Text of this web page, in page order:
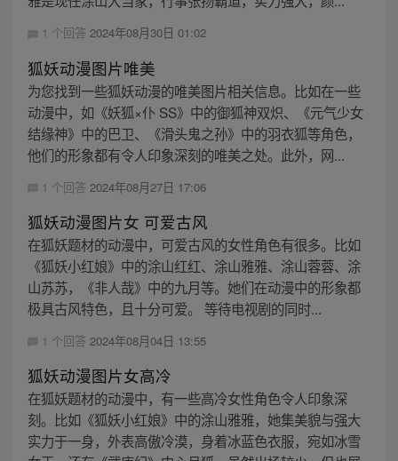
1 个回答 2024年08月30日 01:02
狐妖动漫图片唯美
为您找到一些狐妖动漫的唯美图片相关信息。比如在一些
动漫中，如《妖狐×仆 SS》中的御狐神双炽、《元气少女
结缘神》中的巴卫、《滑头鬼之孙》中的羽衣狐等角色，
他们的形象都有令人印象深刻的唯美之处。此外，网...
1 个回答 2024年08月27日 17:06
狐妖动漫图片女 可爱古风
在狐妖题材的动漫中，可爱古风的女性角色有很多。比如
《狐妖小红娘》中的涂山红红、涂山雅雅、涂山蓉蓉、涂
山苏苏，《非人哉》中的九月等。她们在动漫中的形象都
极具古风特色，且十分可爱。 等待电视剧的同时...
1 个回答 2024年08月04日 13:55
狐妖动漫图片女高冷
在狐妖题材的动漫中，有一些高冷女性角色令人印象深
刻。比如《狐妖小红娘》中的涂山雅雅，她集美貌与强大
实力于一身，外表高傲冷漠，身着冰蓝色衣服，宛如冰雪